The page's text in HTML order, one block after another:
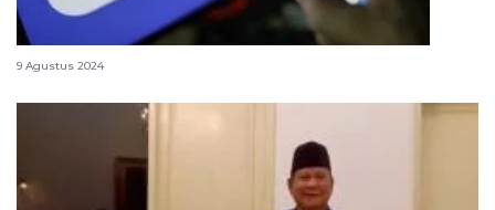
Cara top up saldo GoPay pakai aplikasi BRImo
9 Agustus 2024